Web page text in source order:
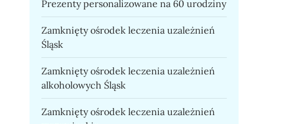
Prezenty personalizowane na 60 urodziny
Zamknięty ośrodek leczenia uzależnień
Śląsk
Zamknięty ośrodek leczenia uzależnień
alkoholowych Śląsk
Zamknięty ośrodek leczenia uzależnień